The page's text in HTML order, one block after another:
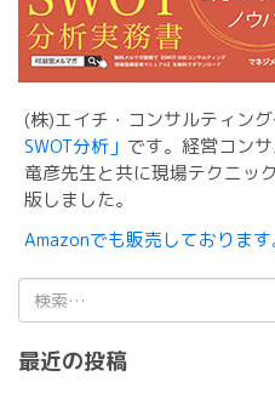
(株)エイチ・コンサルティン
SWOT分析」 です。経営コン
竜彦先生と共に現場テクニッ
版しました。
Amazonでも販売しております
検
索:
最近の投稿